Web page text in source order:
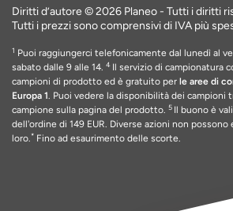
Diritti d’autore © 2026 Planeo - Tutti i diritti
Tutti i prezzi sono comprensivi di IVA più
1 Puoi raggiungerci telefonicamente dal lunedì al
sabato dalle 9 alle 14. 4 Il servizio di campionatura
campioni di prodotto ed è gratuito per le aree di
Europa 1. Puoi vedere la disponibilità dei campioni
campione sulla pagina del prodotto. 5 Il buono è
dell'ordine di 149 EUR. Diverse azioni non possono
loro.* Fino ad esaurimento delle scorte.